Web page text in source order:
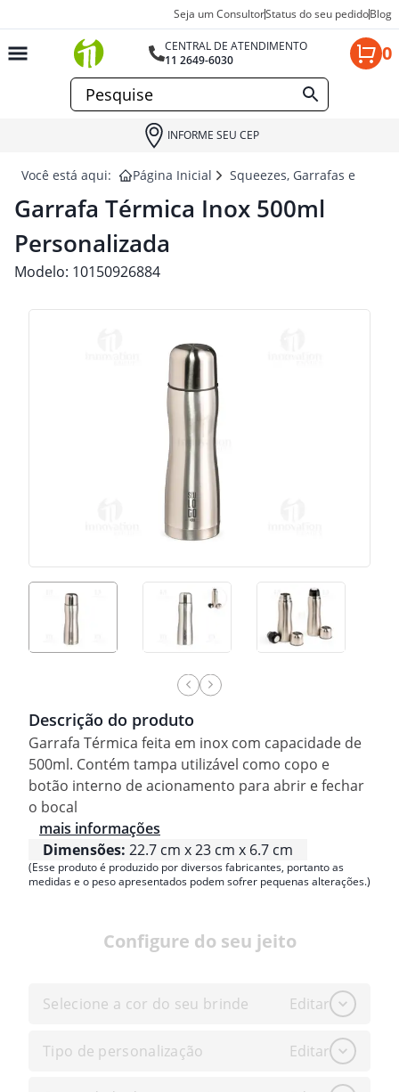
Seja um ConsultorStatus do seu pedidoBlog
CENTRAL DE ATENDIMENTO
11 2649-6030
0
INFORME SEU CEP
Você está aqui: Página Inicial Squeezes, Garrafas e
Garrafa Térmica Inox 500ml
Personalizada
Modelo: 10150926884
Descrição do produto
Garrafa Térmica feita em inox com capacidade de
500ml. Contém tampa utilizável como copo e
botão interno de acionamento para abrir e fechar
o bocal
mais informações
Dimensões: 22.7 cm x 23 cm x 6.7 cm
(Esse produto é produzido por diversos fabricantes, portanto as
medidas e o peso apresentados podem sofrer pequenas alterações.)
Configure do seu jeito
Selecione a cor do seu brinde Editar
Tipo de personalização Editar